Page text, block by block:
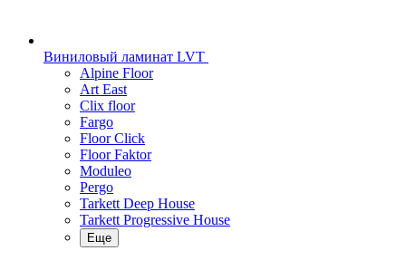
Виниловый ламинат LVT
Alpine Floor
Art East
Clix floor
Fargo
Floor Click
Floor Faktor
Moduleo
Pergo
Tarkett Deep House
Tarkett Progressive House
Еще